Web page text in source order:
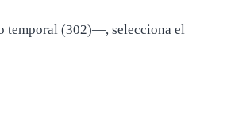
temporal (302)—, selecciona el